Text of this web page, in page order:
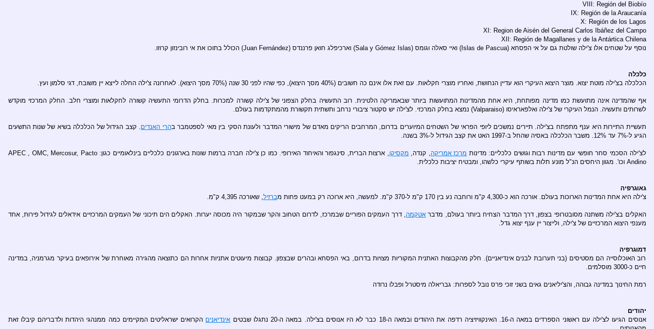
VIII: Región del Biobío
IX: Región de la Araucanía
X: Región de los Lagos
XI: Region de Aisén del General Carlos Ibáñez del Campo
XII: Región de Magallanes y de la Antártica Chilena
נוסף על שטחים אלו צ'ילה שולטת גם על אי הפסחא (Islas de Pascua) ואיי סאלה וגומס (Sala y Gómez Islas) וארכיפלג חואן פרננדס (Juan Fernández) הכולל בתוכו את אי רובינזון קרוזו.
כלכלה
הכלכלה בצ'ילה מוטת יצוא. מוצר היצוא העיקרי הוא עדיין הנחושת, ואחריו מוצרי חקלאות. עם זאת אלו אינם כה חשובים (40% מסך היצוא), כפי שהיו לפני 30 שנה (70% מסך היצוא). לאחרונה צ'ילה החלה לייצא יין משובח, דגי סלמון ועץ.
אף שהמדינה אינה מתועשת כמו מדינה מפותחת, היא אחת מהמדינות המתועשות ביותר שבאמריקה הלטינית. רוב התעשיה בחלק הצפוני של צ'ילה קשורה למכרות. בחלק הדרומי התעשיה קשורה לחקלאות ומוצרי חלב. החלק המרכזי מוקדש
לשרותים ותעשיה. הנמל העיקרי של צ'ילה ואלפאראיסו (Valparaiso) נמצא בחלק המרכזי. לצ'ילה יש סקטור ציבורי נרחב ותשתית תקשורת מהמתקדמות בעולם.
תעשיית התיירות היא ענף מתפתח בצ'ילה. תיירים נמשכים ליופי הפראי של השטחים המיוערים בדרום, המרחבים הריקים מאדם של מישורי המדבר ולעונת הסקי בין מאי לספטמבר בהרי האנדים. קצב הגידול של הכלכלה בשיא של שנות התשעים
הגיע ל-7% עד 12%. משבר הכלכלה באסיה שהחל ב-1997 האט את קצב הגידול ל-3% בשנה.
לצ'ילה הסכמי סחר חופשי עם מדינות רבות וגושים כלכליים: מדינות מרכז אמריקה, קנדה, מקסיקו
, ארצות הברית, סינגפור והאיחוד האירופי. כמו כן צ'ילה חברה ברמות שונות בארגונים כלכליים בינלאומיים כגון: APEC , OMC, Mercosur, Pacto
Andino וכו'. מגוון היחסים הנ"ל מונע תלות בשותף עיקרי כלשהו, ומבטיח יציבות כלכלית.
גאוגרפיה
צ'ילה היא אחת המדינות הארוכות בעולם. אורכה הוא כ-4,300 ק"מ ורוחבה נע בין 170 ק"מ ל-370 ק"מ. למעשה, היא ארוכה רק במעט פחות מ
ברזיל, שאורכה 4,395 ק"מ.
האקלים בצ'ילה משתנה מסובטרופי בצפון, דרך המדבר הצחיח ביותר בעולם, מדבר אטקמה, דרך העמקים הפוריים שבמרכז, לדרום הטחוב והקר שבמקור היה מכוסה יערות. האקלים הים תיכוני של העמקים המרכזיים אידאלים לגידול פירות, אחד
מענפי היצוא המרכזיים של צ'ילה, ולייצור יין ענף יצוא גדל.
דמוגרפיה
רוב האוכלוסייה הם מסטיסים (בני תערובת לבנים אינדיאניים). חלק מהקבוצות האתנית המקוריות מצויות בדרום, באי הפסחא ובהרים שבצפון. קבוצות מיעוטים אתניות אחרות הם כתוצאה מהגירה מאוחרת של אירופאים בעיקר מגרמניה, במדינה
חיים כ-3000 מוסלמים.
רמת החינוך במדינה גבוהה, והצ'יליאנים גאים בשני זוכי פרס נובל לספרות: גבריאלה מיסטרל ופבלו נרודה
יהודים
אנוסים הגיעו לצ'ילה עם ראשוני הספרדים במאה ה-16. האינקוויזיציה רדפה את היהודים ובמאה ה-18 כבר לא היו אנוסים בצ'ילה. במאה ה-20 נתגלו שבטים
אינדיאנים הקרואים ישראליטים המקיימים כמה ממנהגי היהדות ולדבריהם קיבלו זאת